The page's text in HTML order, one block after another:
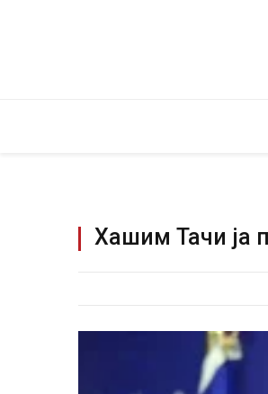
Хашим Тачи ја